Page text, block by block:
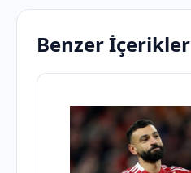
Benzer İçerikler